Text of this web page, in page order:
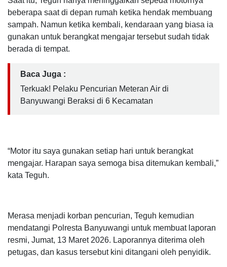
beberapa saat di depan rumah ketika hendak membuang
sampah. Namun ketika kembali, kendaraan yang biasa ia
gunakan untuk berangkat mengajar tersebut sudah tidak
berada di tempat.
Baca Juga :
Terkuak! Pelaku Pencurian Meteran Air di
Banyuwangi Beraksi di 6 Kecamatan
“Motor itu saya gunakan setiap hari untuk berangkat
mengajar. Harapan saya semoga bisa ditemukan kembali,”
kata Teguh.
Merasa menjadi korban pencurian, Teguh kemudian
mendatangi Polresta Banyuwangi untuk membuat laporan
resmi, Jumat, 13 Maret 2026. Laporannya diterima oleh
petugas, dan kasus tersebut kini ditangani oleh penyidik.